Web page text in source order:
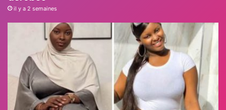
il y a 2 semaines